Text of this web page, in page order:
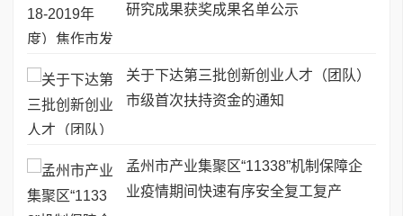
研究成果获奖成果名单公示
关于下达第三批创新创业人才（团队）
市级首次扶持资金的通知
孟州市产业集聚区“11338”机制保障企
业疫情期间快速有序安全复工复产